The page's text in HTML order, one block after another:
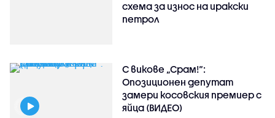
схема за износ на иракски
петрол
С викове „Срам!“:
Опозиционен депутат
замери косовския премиер с
яйца (ВИДЕО)